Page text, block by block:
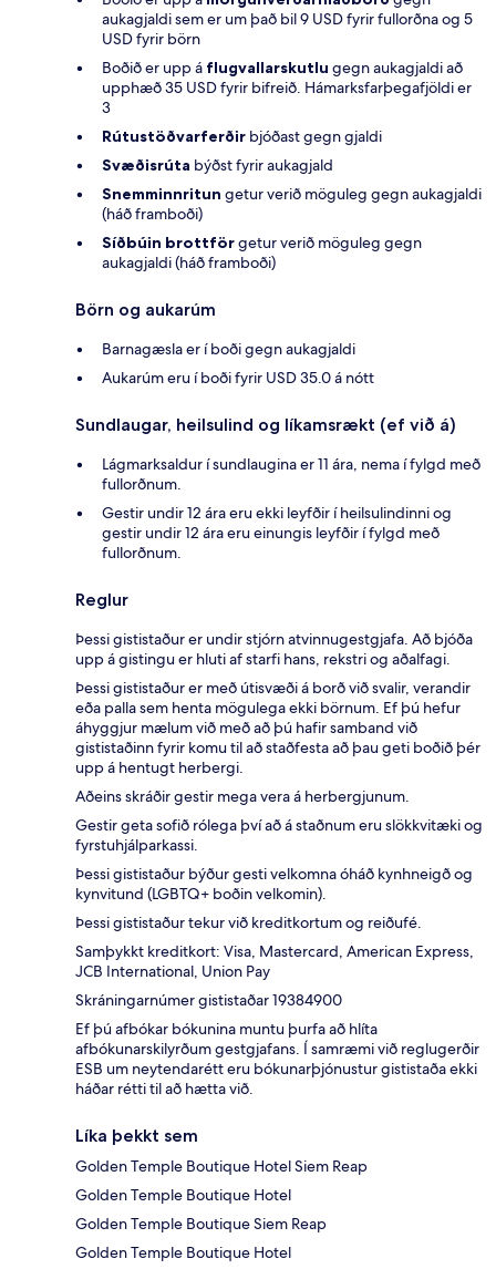
aukagjaldi sem er um það bil 9 USD fyrir fullorðna og 5
USD fyrir börn
Boðið er upp á flugvallarskutlu gegn aukagjaldi að
upphæð 35 USD fyrir bifreið. Hámarksfarþegafjöldi er
3
Rútustöðvarferðir bjóðast gegn gjaldi
Svæðisrúta býðst fyrir aukagjald
Snemminnritun getur verið möguleg gegn aukagjaldi
(háð framboði)
Síðbúin brottförgetur verið möguleg gegn
aukagjaldi (háð framboði)
Börn og aukarúm
Barnagæsla er í boði gegn aukagjaldi
Aukarúm eru í boði fyrir USD 35.0 á nótt
Sundlaugar, heilsulind og líkamsrækt (ef við á)
Lágmarksaldur í sundlaugina er 11 ára, nema í fylgd með
fullorðnum.
Gestir undir 12 ára eru ekki leyfðir í heilsulindinni og
gestir undir 12 ára eru einungis leyfðir í fylgd með
fullorðnum.
Reglur
Þessi gististaður er undir stjórn atvinnugestgjafa. Að bjóða
upp á gistingu er hluti af starfi hans, rekstri og aðalfagi.
Þessi gististaður er með útisvæði á borð við svalir, verandir
eða palla sem henta mögulega ekki börnum. Ef þú hefur
áhyggjur mælum við með að þú hafir samband við
gististaðinn fyrir komu til að staðfesta að þau geti boðið þér
upp á hentugt herbergi.
Aðeins skráðir gestir mega vera á herbergjunum.
Gestir geta sofið rólega því að á staðnum eru slökkvitæki og
fyrstuhjálparkassi.
Þessi gististaður býður gesti velkomna óháð kynhneigð og
kynvitund (LGBTQ+ boðin velkomin).
Þessi gististaður tekur við kreditkortum og reiðufé.
Samþykkt kreditkort: Visa, Mastercard, American Express,
JCB International, Union Pay
Skráningarnúmer gististaðar 19384900
Ef þú afbókar bókunina muntu þurfa að hlíta
afbókunarskilyrðum gestgjafans. Í samræmi við reglugerðir
ESB um neytendarétt eru bókunarþjónustur gististaða ekki
háðar rétti til að hætta við.
Líka þekkt sem
Golden Temple Boutique Hotel Siem Reap
Golden Temple Boutique Hotel
Golden Temple Boutique Siem Reap
Golden Temple Boutique Hotel